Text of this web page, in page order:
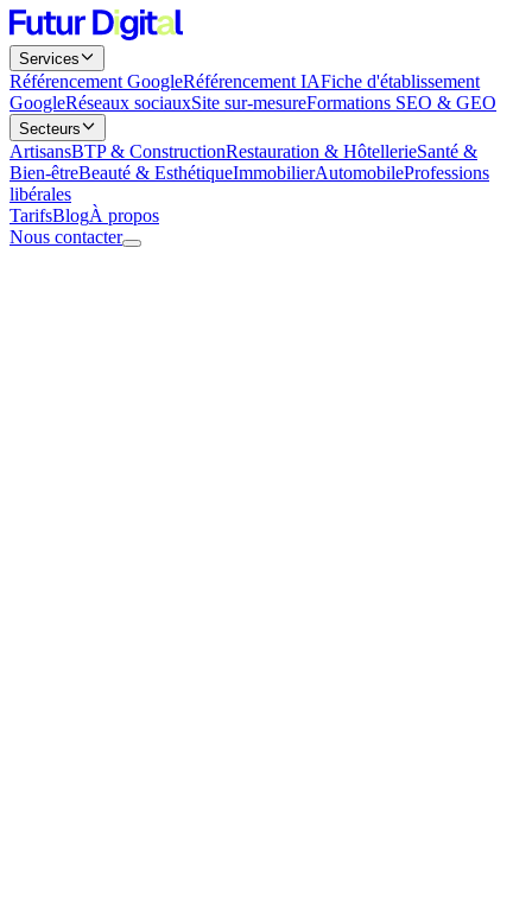
Services
Référencement GoogleRéférencement IAFiche d'établissement
GoogleRéseaux sociauxSite sur-mesureFormations SEO & GEO
Secteurs
ArtisansBTP & ConstructionRestauration & HôtellerieSanté &
Bien-êtreBeauté & EsthétiqueImmobilierAutomobileProfessions
libérales
TarifsBlogÀ propos
Nous contacter